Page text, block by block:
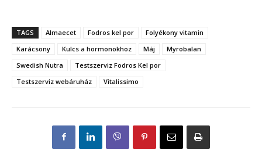
TAGS Almaecet Fodros kel por
Folyékony vitamin
Karácsony
Kulcs a hormonokhoz Máj
Myrobalan
Swedish Nutra
Testszerviz Fodros Kel por
Testszerviz webáruház
Vitalissimo